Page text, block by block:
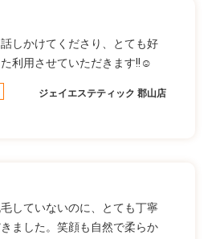
しかけてくださり、とても好
利用させていただきます!!☺
ジェイエステティック 郡山店
していないのに、とても丁寧
ました。笑顔も自然で柔らか